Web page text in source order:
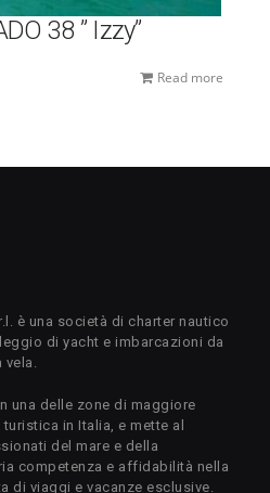
38 ” Izzy”
Read more
è una società di charter nautico
di yacht e imbarcazioni da
vela.
una delle zone di maggiore
in Italia, e mette al
del mare e della
competenza e affidabilità nella
di viaggi e vacanze esclusive.